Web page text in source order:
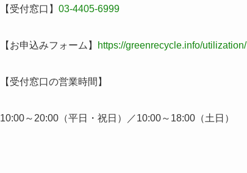
【受付窓口】 03-4405-6999
【お申込みフォーム】 https://greenrecycle.info/utilization/
【受付窓口の営業時間】
10:00～20:00（平日・祝日）／10:00～18:00（土日）